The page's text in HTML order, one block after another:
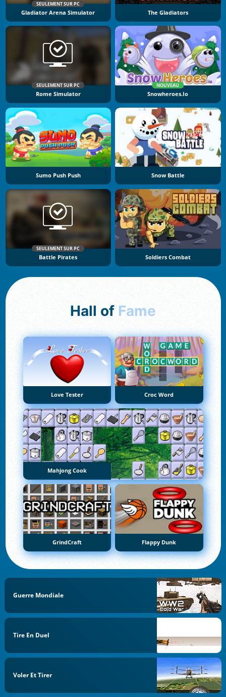
SEULEMENT SUR PC
Gladiator Arena Simulator The Gladiators
SEULEMENT SUR PC
Rome Simulator
NOUVEAU
Snowheroes.io
Sumo Push Push Snow Battle
SEULEMENT SUR PC
Battle Pirates Soldiers Combat
Hall of Fame
Love Tester Croc Word
Mahjong Cook
GrindCraft Flappy Dunk
Guerre Mondiale
Tire En Duel
Voler Et Tirer